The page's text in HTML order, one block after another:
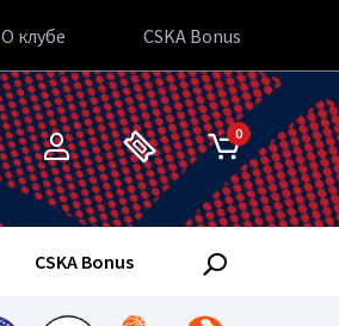
О клубе CSKA Bonus
0
CSKA Bonus